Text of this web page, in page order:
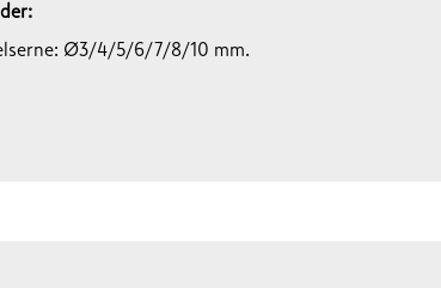
Ø3/4/5/6/7/8/10 mm.